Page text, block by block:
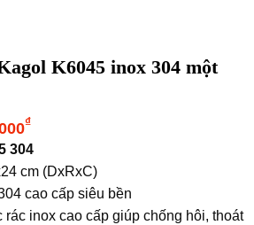
K6045 inox 304 một
₫Giá
hiện
tại
là:
3.512.000₫.
304
cm (DxRxC)
cao cấp siêu bền
rác inox cao cấp giúp chống hôi, thoát